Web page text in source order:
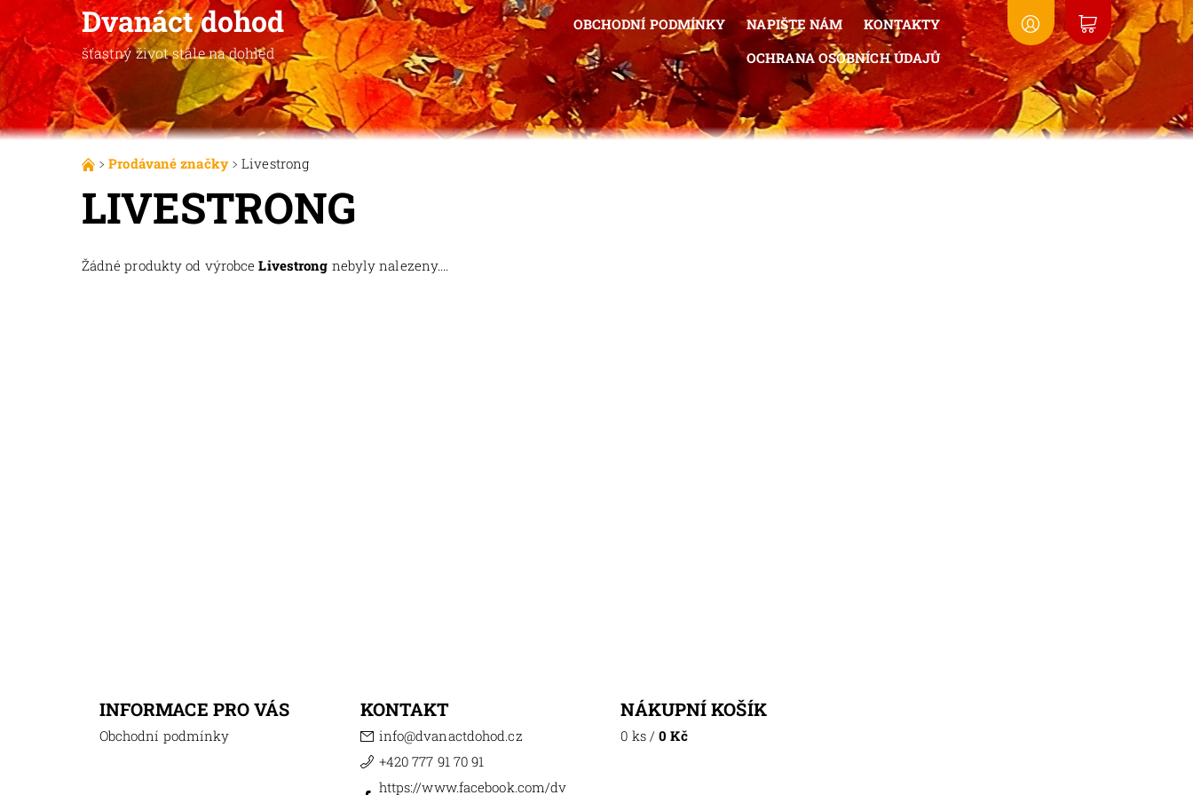
Dvanáct dohod
šťastný život stále na dohled
OBCHODNÍ PODMÍNKY NAPIŠTE NÁM
KONTAKTY
OCHRANA OSOBNÍCH ÚDAJŮ
Prodávané značky Livestrong
LIVESTRONG
Žádné produkty od výrobceLivestrong nebyly nalezeny....
INFORMACE PRO VÁS
Obchodní podmínky
KONTAKT
info@dvanactdohod.cz
+420 777 91 70 91
https://www.facebook.com/dv
NÁKUPNÍ KOŠÍK
0 ks/0 Kč